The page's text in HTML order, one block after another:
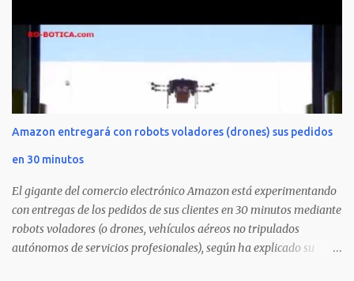
i
s
Amazon entregará con robots voladores (drones) sus pedidos
en 30 minutos
El gigante del comercio electrónico Amazon está experimentando
con entregas de los pedidos de sus clientes en 30 minutos mediante
robots voladores (o drones, vehículos aéreos no tripulados
autónomos de servicios profesionales), según ha explicado su